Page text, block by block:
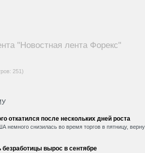
"Новостная лента Форекс"
251)
откатился после нескольких дней роста
немного снизилась во время торгов в пятницу,
безработицы вырос в сентябре